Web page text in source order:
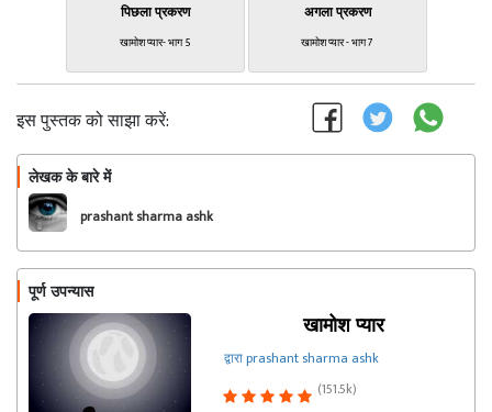
पिछला प्रकरण
खामोश प्यार- भाग 5
अगला प्रकरण
खामोश प्यार - भाग 7
इस पुस्तक को साझा करें:
लेखक के बारे में
prashant sharma ashk
पूर्ण उपन्यास
खामोश प्यार
द्वारा prashant sharma ashk
(151.5k)